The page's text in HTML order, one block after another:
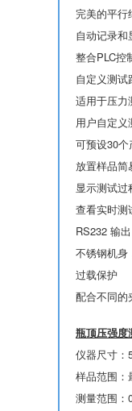
完美的平行
自动记录和
整合PLC控
自定义测试
适用于压力
用户自定
可预设30个
放置样品简
显示测试过
查看实时测
RS232 输出
不锈钢机身
过载保护
配合不同的
瓶顶压强度
仪器尺寸：
样品范围：
测量范围：